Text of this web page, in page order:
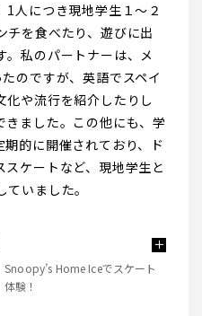
人につき現地学生１～２
チを食べたり、遊びに出
。私のパートナーは、メ
のですが、英語でスペイ
化や流行を紹介したりし
きました。この他にも、学
的に開催されており、ド
ケートなど、現地学生と
いました。
Snoopy’s Home Iceでスケート
体験！